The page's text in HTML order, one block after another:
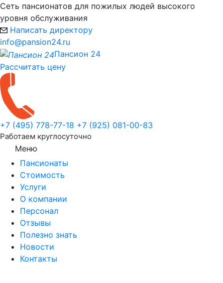
Сеть пансионатов для пожилых людей высокого
уровня обслуживания
Написать директору
info@pansion24.ru
Пансион 24
Рассчитать цену
+7 (495) 778-77-18 +7 (925) 081-00-83
Работаем круглосуточно
Меню
Пансионаты
Стоимость
Услуги
О компании
Персонал
Отзывы
Полезно знать
Новости
Контакты